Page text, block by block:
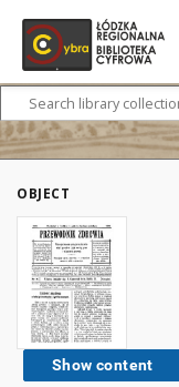
OBJECT
Show content